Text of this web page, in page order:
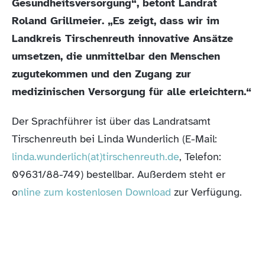
Gesundheitsversorgung“, betont Landrat
Roland Grillmeier. „Es zeigt, dass wir im
Landkreis Tirschenreuth innovative Ansätze
umsetzen, die unmittelbar den Menschen
zugutekommen und den Zugang zur
medizinischen Versorgung für alle erleichtern.“
Der Sprachführer ist über das Landratsamt
Tirschenreuth bei Linda Wunderlich (E-Mail:
linda.wunderlich(at)tirschenreuth.de, Telefon:
09631/88-749) bestellbar. Außerdem steht er
online zum kostenlosen Download zur Verfügung.